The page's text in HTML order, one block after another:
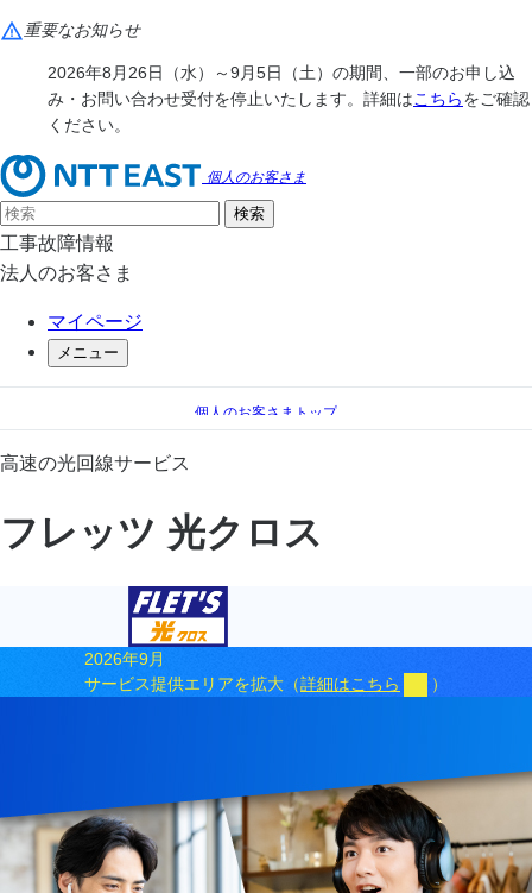
重要なお知らせ
2026年8月26日（水）～9月5日（土）の期間、一部のお申し込
み・お問い合わせ受付を停止いたします。詳細はこちらをご確認
ください。
個人のお客さま
工事故障情報
法人のお客さま
マイページ
メニュー
個人のお客さまトップ
フレッツ光
高速の光回線サービス
フレッツ 光クロス
2026年9月
サービス提供エリアを拡大（詳細はこちら ）